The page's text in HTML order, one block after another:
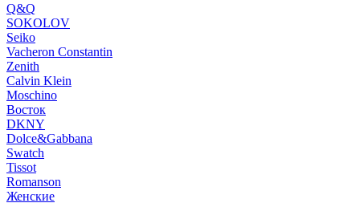
Q&Q
SOKOLOV
Seiko
Vacheron Constantin
Zenith
Calvin Klein
Moschino
Восток
DKNY
Dolce&Gabbana
Swatch
Tissot
Romanson
Женские